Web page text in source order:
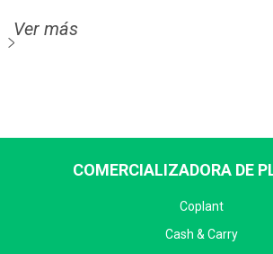
Ver más
COMERCIALIZADORA DE
Coplant
Cash & Carry